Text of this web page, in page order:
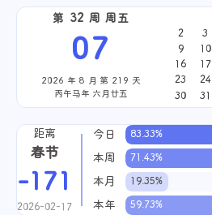
第 32 周 周五
07
2026 年 8 月 第 219 天
丙午马年 六月廿五
2
3
9
10
16
17
23
24
30
31
距离
春节
-171
2026-02-17
今日 83.33%
本周 71.43%
本月 19.35%
本年 59.73%